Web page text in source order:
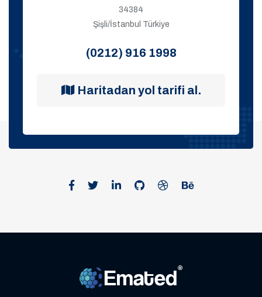
34384
Şişli/İstanbul Türkiye
(0212) 916 1998
Haritadan yol tarifi al.